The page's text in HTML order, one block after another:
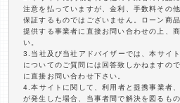
注意を払っていますが、金利、手数料その
保証するものではございません。ローン商
提供する事業者に直接お問い合わせの上、
い。
3.当社及び当社アドバイザーでは、本サイ
についてのご質問には回答致しかねますの
に直接お問い合わせ下さい。
4.本サイトに関して、利用者と提携事業者
が発生した場合、当事者間で解決を図るも